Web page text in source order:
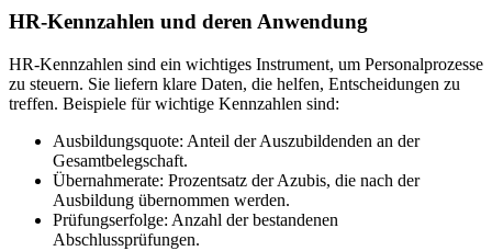
HR-Kennzahlen und deren Anwendung
HR-Kennzahlen sind ein wichtiges Instrument, um Personalprozesse
zu steuern. Sie liefern klare Daten, die helfen, Entscheidungen zu
treffen. Beispiele für wichtige Kennzahlen sind:
Ausbildungsquote: Anteil der Auszubildenden an der
Gesamtbelegschaft.
Übernahmerate: Prozentsatz der Azubis, die nach der
Ausbildung übernommen werden.
Prüfungserfolge: Anzahl der bestandenen
Abschlussprüfungen.